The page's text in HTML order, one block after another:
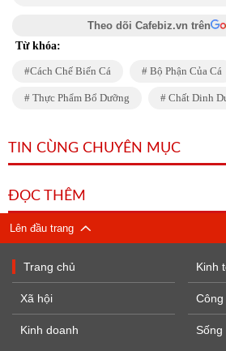
Theo dõi Cafebiz.vn trên
Từ khóa:
Cách Chế Biến Cá Bộ Phận Của Cá
Thực Phẩm Bổ Dưỡng Chất Dinh
TIN CÙNG CHUYÊN MỤC
ĐỌC THÊM
Lên đầu trang
Trang chủ
Xã hội
Kinh doanh
Kinh
Công
Sống